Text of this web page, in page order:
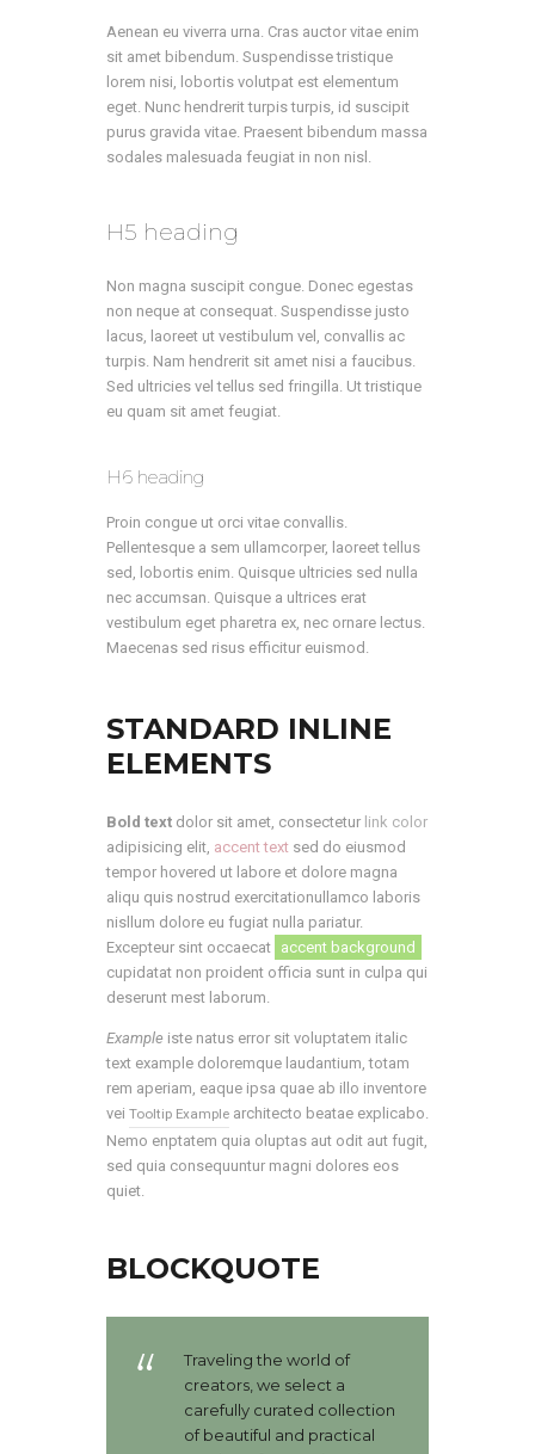
Aenean eu viverra urna. Cras auctor vitae enim
sit amet bibendum. Suspendisse tristique
lorem nisi, lobortis volutpat est elementum
eget. Nunc hendrerit turpis turpis, id suscipit
purus gravida vitae. Praesent bibendum massa
sodales malesuada feugiat in non nisl.
H5 heading
Non magna suscipit congue. Donec egestas
non neque at consequat. Suspendisse justo
lacus, laoreet ut vestibulum vel, convallis ac
turpis. Nam hendrerit sit amet nisi a faucibus.
Sed ultricies vel tellus sed fringilla. Ut tristique
eu quam sit amet feugiat.
H6 heading
Proin congue ut orci vitae convallis.
Pellentesque a sem ullamcorper, laoreet tellus
sed, lobortis enim. Quisque ultricies sed nulla
nec accumsan. Quisque a ultrices erat
vestibulum eget pharetra ex, nec ornare lectus.
Maecenas sed risus efficitur euismod.
​STANDARD INLINE
ELEMENTS
Bold text dolor sit amet, consectetur link color
adipisicing elit, accent text sed do eiusmod
tempor hovered ut labore et dolore magna
aliqu quis nostrud exercitationullamco laboris
nisllum dolore eu fugiat nulla pariatur.
Excepteur sint occaecat accent background
cupidatat non proident officia sunt in culpa qui
deserunt mest laborum.
Example iste natus error sit voluptatem italic
text example doloremque laudantium, totam
rem aperiam, eaque ipsa quae ab illo inventore
vei Tooltip Example architecto beatae explicabo.
Nemo enptatem quia oluptas aut odit aut fugit,
sed quia consequuntur magni dolores eos
quiet.
BLOCKQUOTE
Traveling the world of
creators, we select a
carefully curated collection
of beautiful and practical